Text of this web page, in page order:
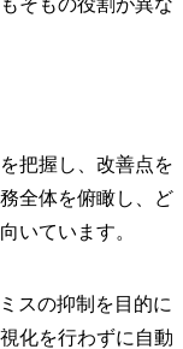
そもの役割が異な
把握し、改善点を
全体を俯瞰し、ど
いています。
スの抑制を目的に
化を行わずに自動